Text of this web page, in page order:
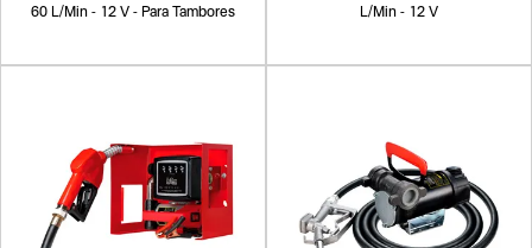
60 L/Min - 12 V - Para Tambores
L/Min - 12 V